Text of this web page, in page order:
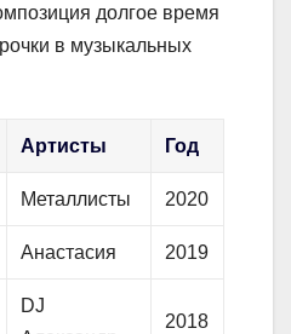
долгое время
в музыкальных
Артисты Год
Металлисты 2020
Анастасия 2019
DJ
2018